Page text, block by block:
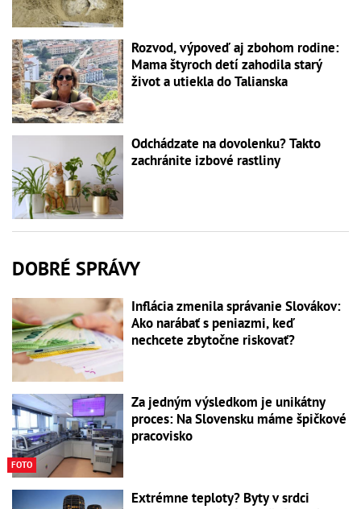
Rozvod, výpoveď aj zbohom rodine:
Mama štyroch detí zahodila starý
život a utiekla do Talianska
Odchádzate na dovolenku? Takto
zachránite izbové rastliny
DOBRÉ SPRÁVY
Inflácia zmenila správanie Slovákov:
Ako narábať s peniazmi, keď
nechcete zbytočne riskovať?
FOTO
Za jedným výsledkom je unikátny
proces: Na Slovensku máme špičkové
pracovisko
Extrémne teploty? Byty v srdci